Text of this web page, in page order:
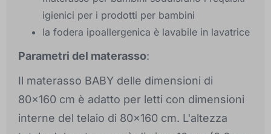
igienici per i prodotti per bambini
la fodera ipoallergenica è lavabile in lavatrice
Parametri del materasso:
Il materasso BABY delle dimensioni di
80x160 cm è adatto per letti con dimensioni
interne del telaio di 80x160 cm. L'altezza